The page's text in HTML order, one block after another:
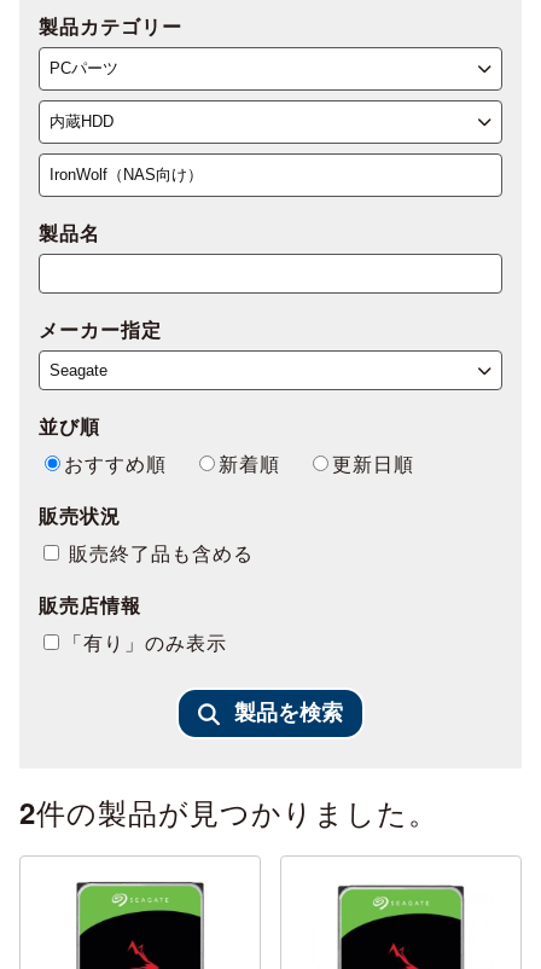
製品カテゴリー
製品名
メーカー指定
並び順
おすすめ順
新着順
更新日順
販売状況
販売終了品も含める
販売店情報
「有り」のみ表示
製品を検索
2件の製品が見つかりました。